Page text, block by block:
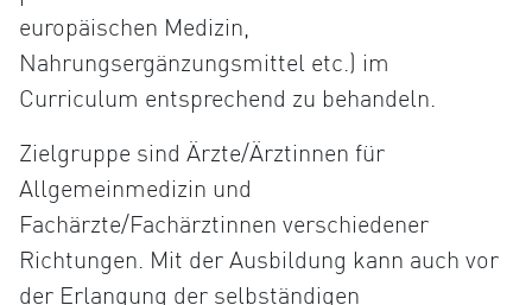
europäischen Medizin,
Nahrungsergänzungsmittel etc.) im
Curriculum entsprechend zu behandeln.
Zielgruppe sind Ärzte/Ärztinnen für
Allgemeinmedizin und
Fachärzte/Fachärztinnen verschiedener
Richtungen. Mit der Ausbildung kann auch vor
der Erlangung der selbständigen